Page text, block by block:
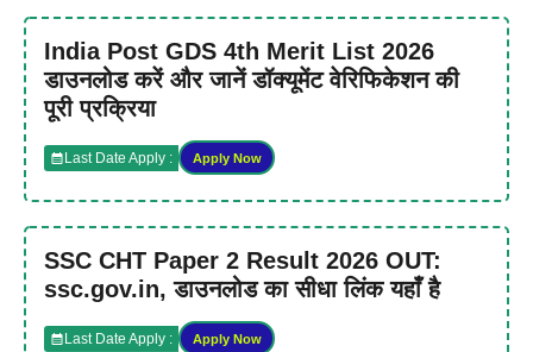
India Post GDS 4th Merit List 2026
डाउनलोड करें और जानें डॉक्यूमेंट वेरिफिकेशन की
पूरी प्रक्रिया
Last Date Apply : Apply Now
SSC CHT Paper 2 Result 2026 OUT:
ssc.gov.in, डाउनलोड का सीधा लिंक यहाँ है
Last Date Apply : Apply Now